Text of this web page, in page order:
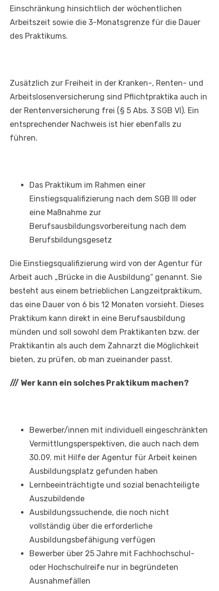
Einschränkung hinsichtlich der wöchentlichen
Arbeitszeit sowie die 3-Monatsgrenze für die Dauer
des Praktikums.
Zusätzlich zur Freiheit in der Kranken-, Renten- und
Arbeitslosenversicherung sind Pflichtpraktika auch in
der Rentenversicherung frei (§ 5 Abs. 3 SGB VI). Ein
entsprechender Nachweis ist hier ebenfalls zu
führen.
Das Praktikum im Rahmen einer
Einstiegsqualifizierung nach dem SGB III oder
eine Maßnahme zur
Berufsausbildungsvorbereitung nach dem
Berufsbildungsgesetz
Die Einstiegsqualifizierung wird von der Agentur für
Arbeit auch „Brücke in die Ausbildung“ genannt. Sie
besteht aus einem betrieblichen Langzeitpraktikum,
das eine Dauer von 6 bis 12 Monaten vorsieht. Dieses
Praktikum kann direkt in eine Berufsausbildung
münden und soll sowohl dem Praktikanten bzw. der
Praktikantin als auch dem Zahnarzt die Möglichkeit
bieten, zu prüfen, ob man zueinander passt.
/// Wer kann ein solches Praktikum machen?
Bewerber/innen mit individuell eingeschränkten
Vermittlungsperspektiven, die auch nach dem
30.09. mit Hilfe der Agentur für Arbeit keinen
Ausbildungsplatz gefunden haben
Lernbeeinträchtigte und sozial benachteiligte
Auszubildende
Ausbildungssuchende, die noch nicht
vollständig über die erforderliche
Ausbildungsbefähigung verfügen
Bewerber über 25 Jahre mit Fachhochschul-
oder Hochschulreife nur in begründeten
Ausnahmefällen